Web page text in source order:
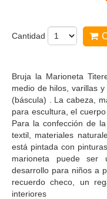
Cantidad
Bruja la Marioneta
medio de hilos, varillas
(báscula) . La cabeza,
para escultura, el
Para la confección de
textil, materiales
está pintada con
marioneta puede ser
desarrollo para niños a
recuerdo checo, un
interiores